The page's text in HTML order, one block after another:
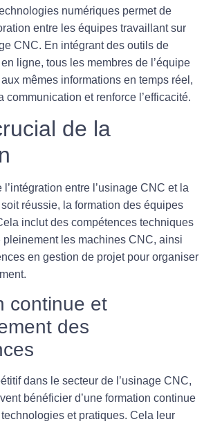
numériques permet de
entre les équipes travaillant sur
CNC. En intégrant des outils de
ligne, tous les membres de l’équipe
mêmes informations en temps réel,
communication et renforce l’efficacité.
de la
l’intégration entre l’usinage CNC et la
réussie, la formation des équipes
inclut des compétences techniques
pleinement les machines CNC, ainsi
en gestion de projet pour organiser
continue et
des
dans le secteur de l’usinage CNC,
bénéficier d’une formation continue
et pratiques. Cela leur